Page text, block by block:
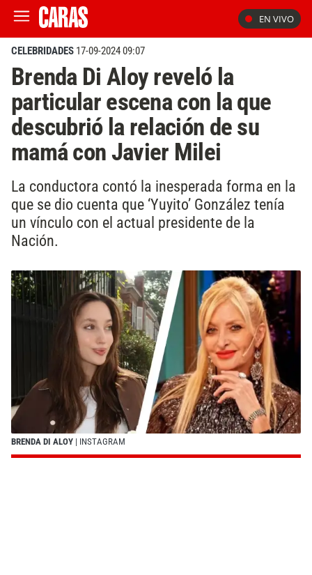
EN VIVO
CELEBRIDADES 17-09-2024 09:07
Brenda Di Aloy reveló la
particular escena con la que
descubrió la relación de su
mamá con Javier Milei
La conductora contó la inesperada forma en la
que se dio cuenta que ‘Yuyito’ González tenía
un vínculo con el actual presidente de la
Nación.
BRENDA DI ALOY | INSTAGRAM